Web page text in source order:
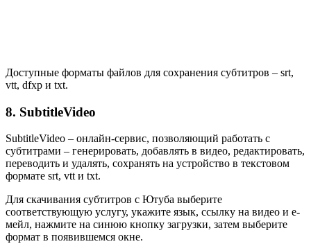
Доступные форматы файлов для сохранения субтитров – srt,
vtt, dfxp и txt.
8. SubtitleVideo
SubtitleVideo – онлайн-сервис, позволяющий работать с
субтитрами – генерировать, добавлять в видео, редактировать,
переводить и удалять, сохранять на устройство в текстовом
формате srt, vtt и txt.
Для скачивания субтитров с Ютуба выберите
соответствующую услугу, укажите язык, ссылку на видео и е-
мейл, нажмите на синюю кнопку загрузки, затем выберите
формат в появившемся окне.